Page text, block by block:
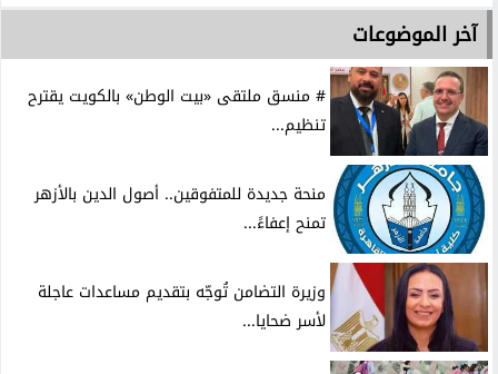
آخر الموضوعات
# منسق ملتقى «بيت الوطن» بالكويت يقترح
تنظيم...
منحة جديدة للمتفوقين.. أصول الدين بالأزهر
تمنح إعفاءً...
وزيرة التضامن تُوجّه بتقديم مساعدات عاجلة
لأسر ضحايا...